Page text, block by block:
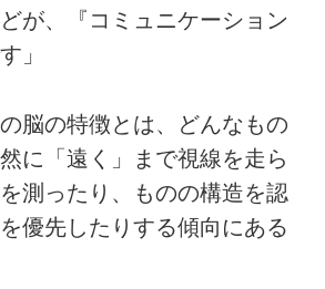
が、『コミュニケーション
」
脳の特徴とは、どんなもの
に「遠く」まで視線を走ら
測ったり、ものの構造を認
優先したりする傾向にある